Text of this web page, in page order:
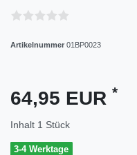
Artikelnummer 01BP0023
64,95 EUR *
Inhalt 1 Stück
3-4 Werktage